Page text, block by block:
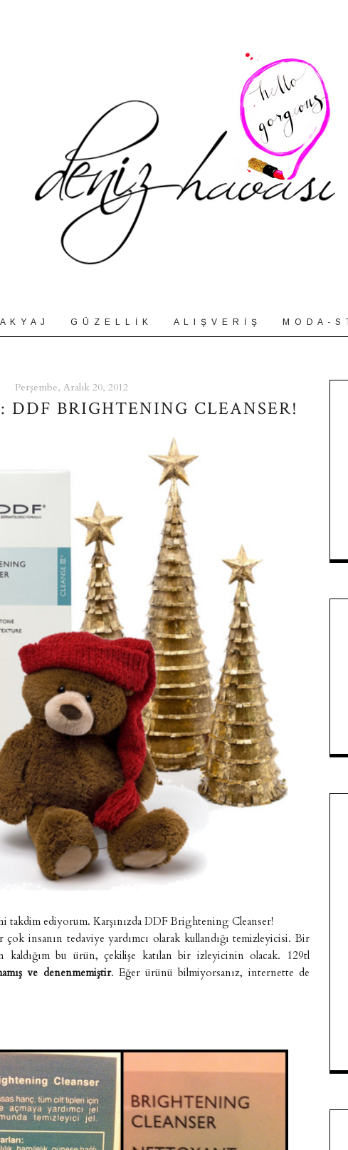
K Y A J G Ü Z E L L İ K A L I Ş V E R İ Ş M O D A - S
Perşembe, Aralık 20, 2012
DDF BRIGHTENING CLEANSER!
takdim ediyorum. Karşınızda DDF Brightening Cleanser!
insanın tedaviye yardımcı olarak kullandığı temizleyicisi. Bir
kaldığım bu ürün, çekilişe katılan bir izleyicinin olacak. 129tl
ve denenmemiştir. Eğer ürünü bilmiyorsanız, internette de